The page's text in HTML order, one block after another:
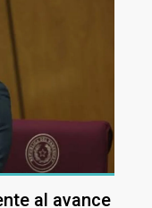
al avance